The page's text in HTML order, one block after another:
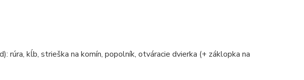
rúra, kĺb, strieška na komín, popolník, otváracie dvierka (+ záklopka na